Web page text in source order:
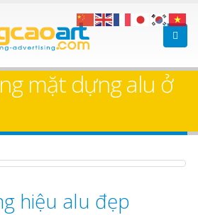
mặt dựng alu ở
hiệu alu đẹp
gỗ tại
cửa
Làm Biển
Thuận An